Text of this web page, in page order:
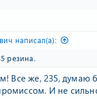
написал(а):
резина.
Все же, 235, думаю
И не